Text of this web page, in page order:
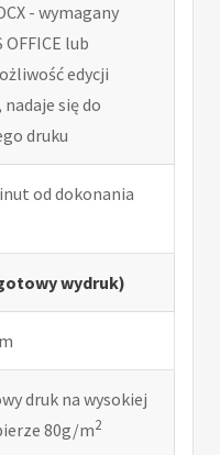
- wymagany
lub
edycji
się do
druku
od dokonania
wydruk)
druk na wysokiej
80g/m2